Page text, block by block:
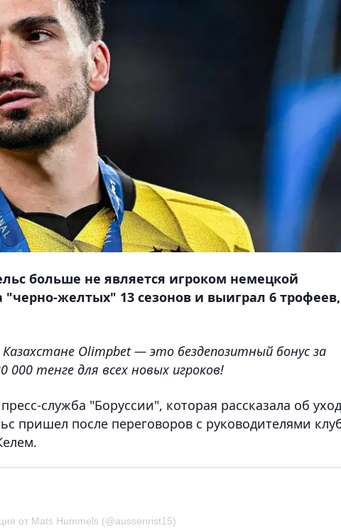
больше не является игроком немецкой
"черно-желтых" 13 сезонов и выиграл 6 трофеев,
Olimpbet — это бездепозитный бонус за
тенге для всех новых игроков!
пресс-служба "Боруссии", которая рассказала об
пришел после переговоров с руководителями
от Mats Hummels (@aussenrist15)